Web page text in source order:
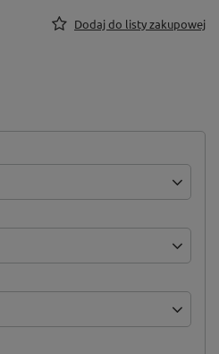
Dodaj do listy zakupowej